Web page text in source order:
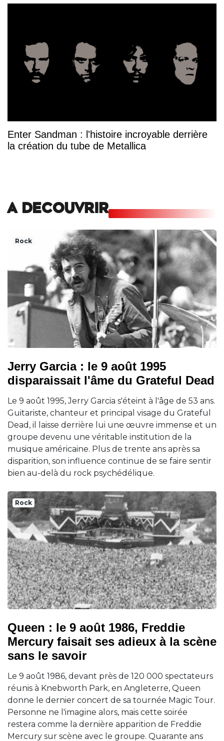
Enter Sandman : l'histoire incroyable derrière
la création du tube de Metallica
A DECOUVRIR
Rock
Jerry Garcia : le 9 août 1995
disparaissait l'âme du Grateful Dead
Le 9 août 1995, Jerry Garcia s'éteint à l'âge de 53 ans.
Guitariste, chanteur et principal visage du Grateful
Dead, il laisse derrière lui une œuvre immense et un
groupe devenu une véritable institution de la
musique américaine. Plus de trente ans après sa
disparition, son influence continue de se faire sentir
bien au-delà du rock psychédélique.
Rock
Queen : le 9 août 1986, Freddie
Mercury faisait ses adieux à la scène
sans le savoir
Le 9 août 1986, devant près de 120 000 spectateurs
réunis à Knebworth Park, en Angleterre, Queen
donne le dernier concert de sa tournée Magic Tour.
Personne ne l'imagine alors, mais cette soirée
restera comme la dernière apparition de Freddie
Mercury sur scène avec le groupe. Quarante ans